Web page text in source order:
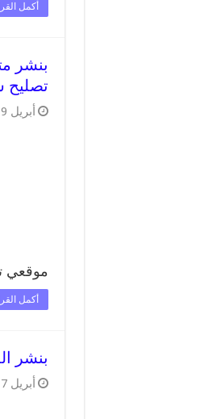
أكمل
تصليح
أبريل 19, 2020
موقعي تواصل
أكمل
بنشر المنقف 99009551 كراج
أبريل 17, 2020